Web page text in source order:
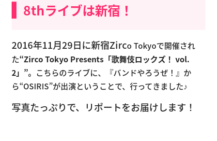
8thライブは新宿！
2016年11月29日に新宿Zirco Tokyoで開催され
た“Zirco Tokyo Presents「歌舞伎ロックズ！ vol.
2」”。 こちらのライブに、『バンドやろうぜ！』か
ら“OSIRIS”が出演ということで、行ってきました♪
写真たっぷりで、リポートをお届けします！